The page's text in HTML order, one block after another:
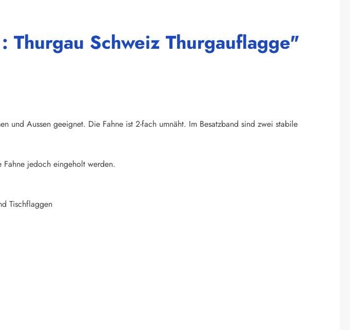
Schweiz Thurgauflagge"
Aussen geeignet. Die Fahne ist 2-fach umnäht. Im Besatzband sind zwei stabile
jedoch eingeholt werden.
Tischflaggen